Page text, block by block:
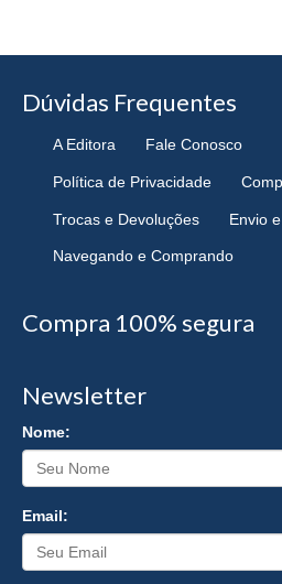
Dúvidas Frequentes
A Editora Fale Conosco
Política de Privacidade
Trocas e Devoluções Envio
Navegando e Comprando
Compra 100% segura
Newsletter
Nome:
Email: